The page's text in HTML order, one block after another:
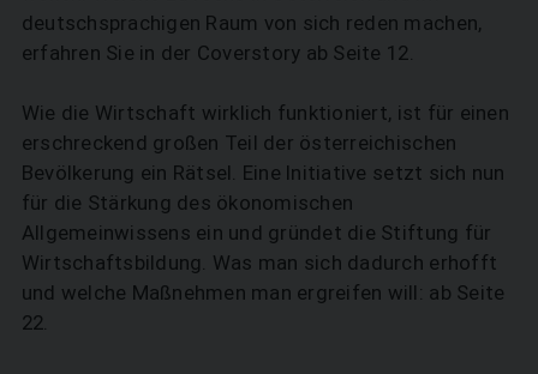
deutschsprachigen Raum von sich reden machen,
erfahren Sie in der Coverstory ab Seite 12.
Wie die Wirtschaft wirklich funktioniert, ist für einen
erschreckend großen Teil der österreichischen
Bevölkerung ein Rätsel. Eine Initiative setzt sich nun
für die Stärkung des ökonomischen
Allgemeinwissens ein und gründet die Stiftung für
Wirtschaftsbildung. Was man sich dadurch erhofft
und welche Maßnehmen man ergreifen will: ab Seite
22.
SUCHEN